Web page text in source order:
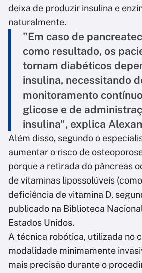
deixa de produzir insulina e
naturalmente.
"Em caso de
como resultado, os
tornam diabéticos
insulina, necessitando
monitoramento
glicose e de
insulina", explica
Além disso, segundo o
aumentar o risco de
porque a retirada do pâncreas
de vitaminas lipossolúveis (como
deficiência de vitamina D,
publicado na Biblioteca
Estados Unidos.
A técnica robótica, utilizada no
modalidade minimamente
mais precisão durante o